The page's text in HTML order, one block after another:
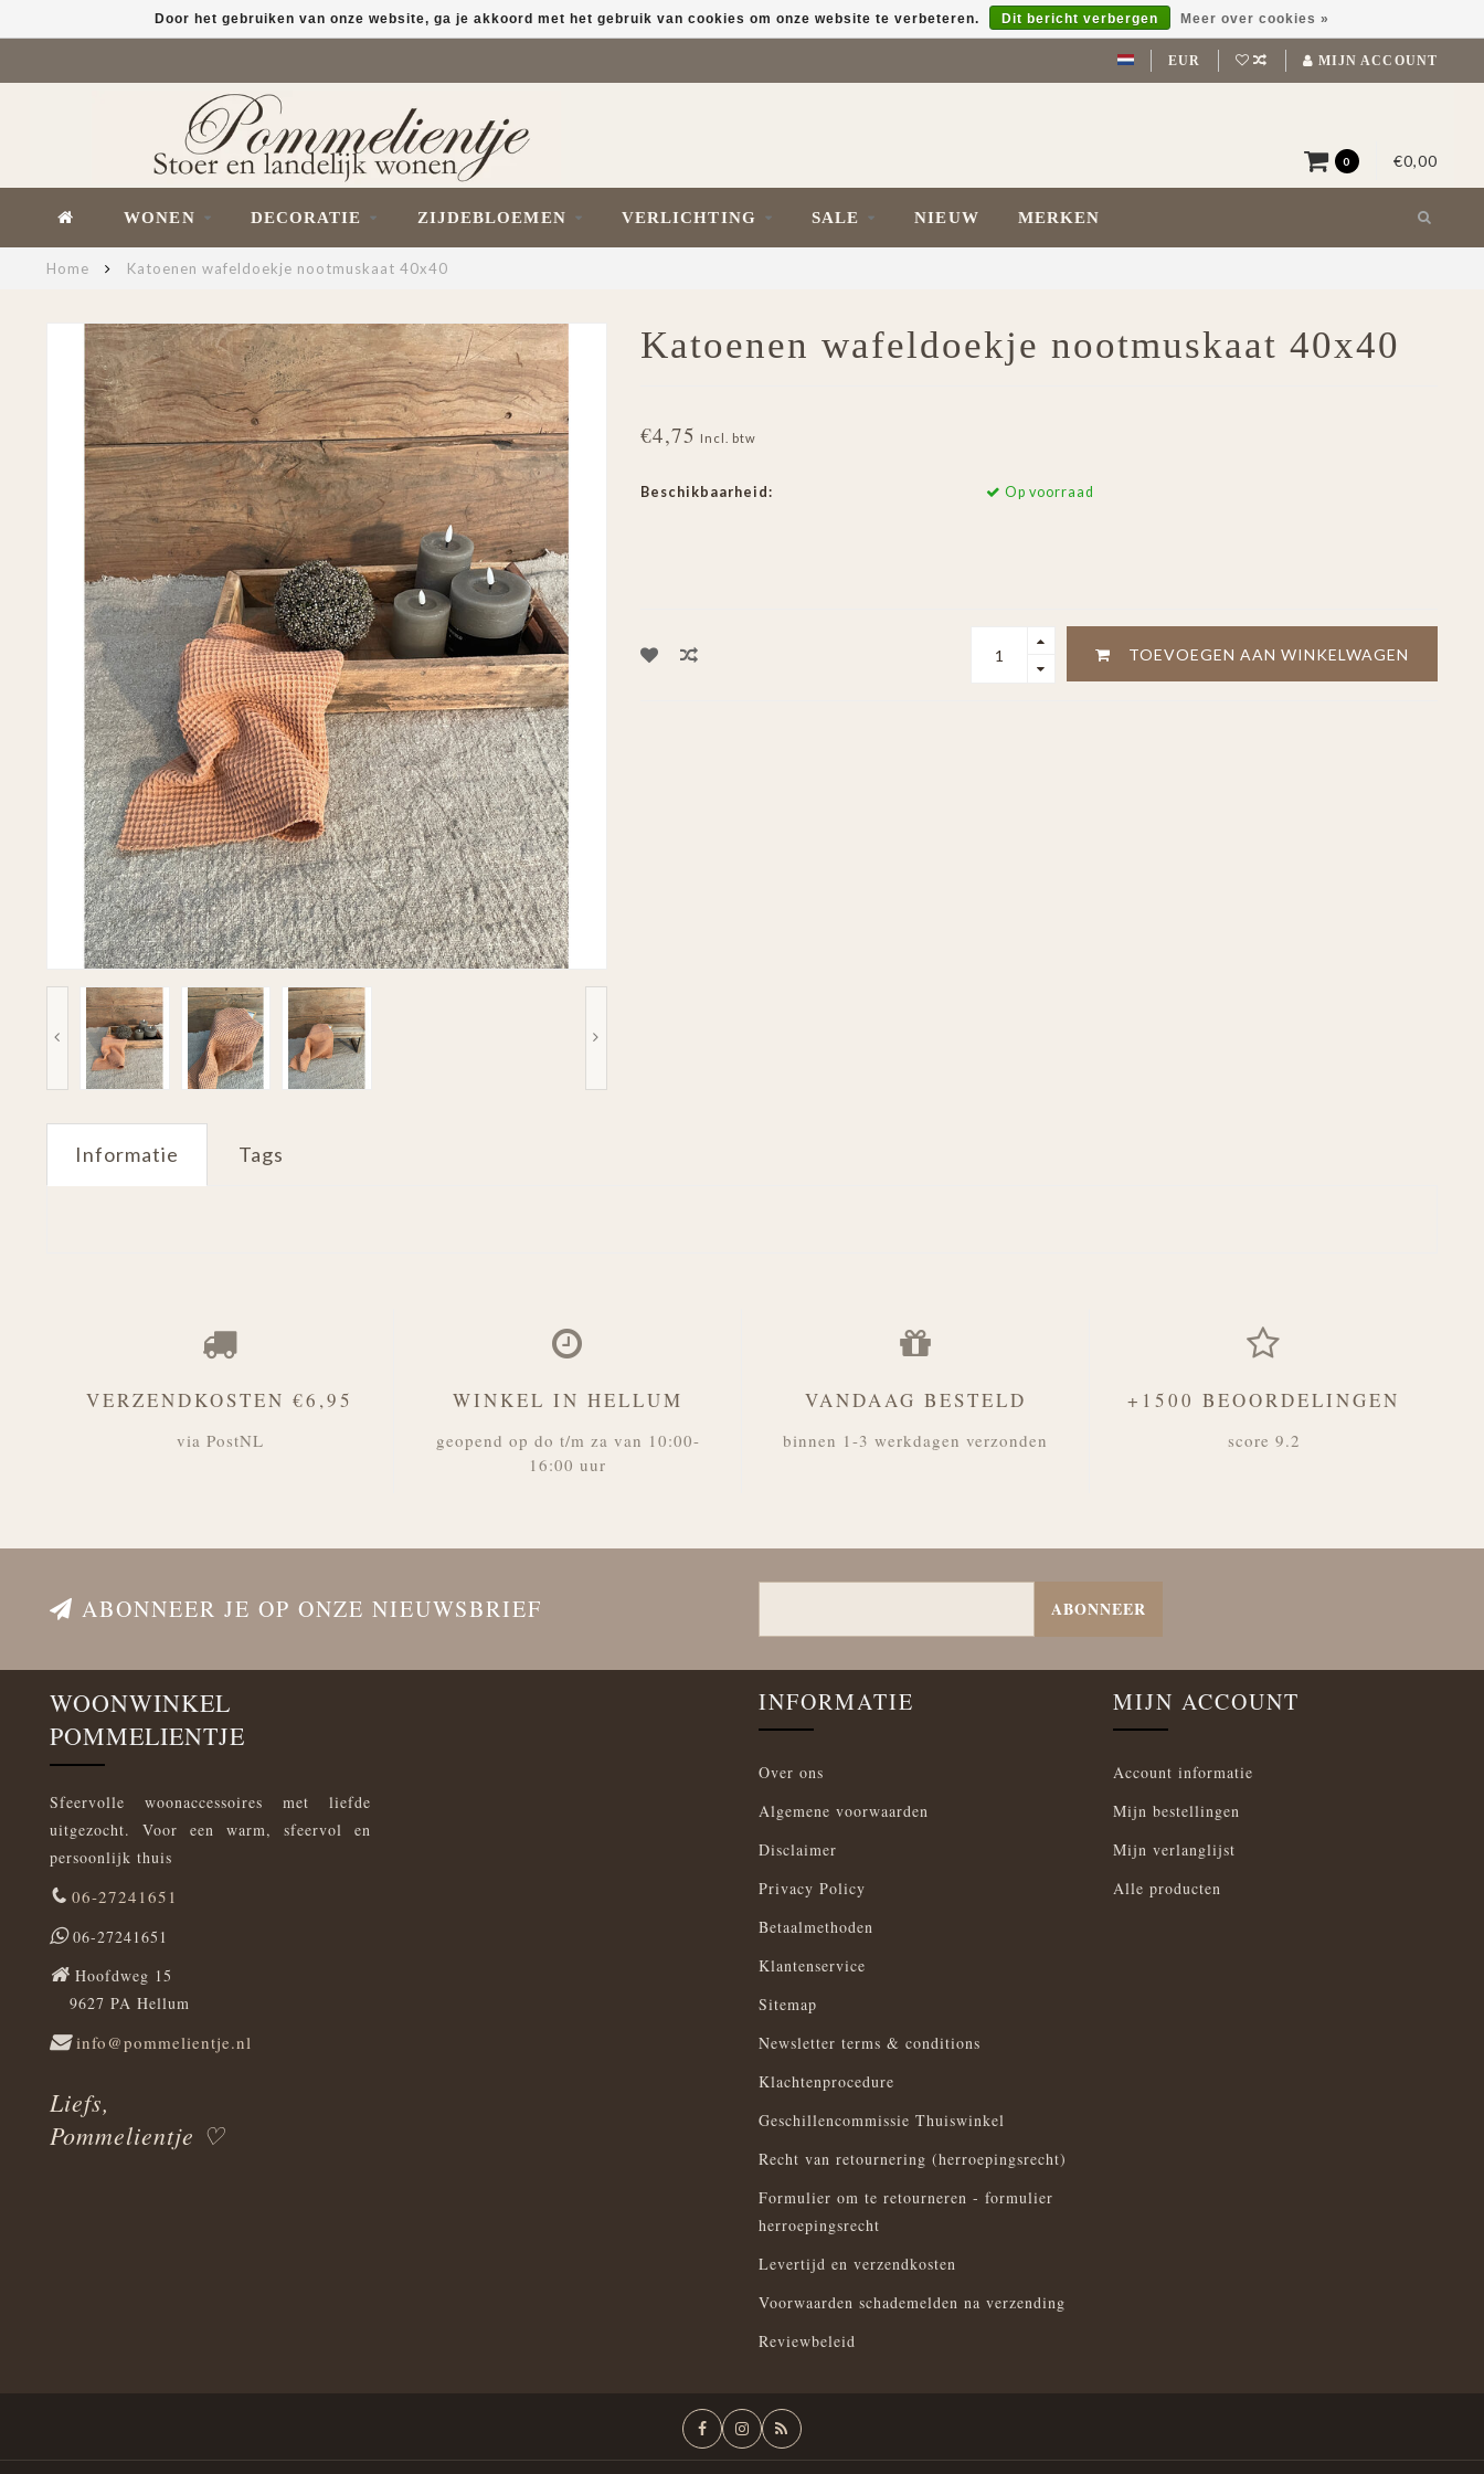
EUR MIJN ACCOUNT
0 €0,00
WONEN DECORATIE ZIJDEBLOEMEN VERLICHTING SALE NIEUW MERKEN
Home Katoenen wafeldoekje nootmuskaat 40x40
Katoenen wafeldoekje nootmuskaat 40x40
€4,75 Incl. btw
Beschikbaarheid: Op voorraad
TOEVOEGEN AAN WINKELWAGEN
Informatie Tags
Door het gebruiken van onze website, ga je akkoord met het gebruik van cookies om onze website te verbeteren. Dit bericht verbergen Meer over cookies »
VERZENDKOSTEN €6,95
via PostNL
WINKEL IN HELLUM
geopend op do t/m za van 10:00-
16:00 uur
VANDAAG BESTELD
binnen 1-3 werkdagen verzonden
+1500 BEOORDELINGEN
score 9.2
ABONNEER JE OP ONZE NIEUWSBRIEF ABONNEER
WOONWINKEL
POMMELIENTJE
Sfeervolle woonaccessoires met liefde
uitgezocht. Voor een warm, sfeervol en
persoonlijk thuis
06-27241651
06-27241651
Hoofdweg 15
9627 PA Hellum
info@pommelientje.nl
Liefs,
Pommelientje ♡
INFORMATIE
Over ons
Algemene voorwaarden
Disclaimer
Privacy Policy
Betaalmethoden
Klantenservice
Sitemap
Newsletter terms & conditions
Klachtenprocedure
Geschillencommissie Thuiswinkel
Recht van retournering (herroepingsrecht)
Formulier om te retourneren - formulier
herroepingsrecht
Levertijd en verzendkosten
Voorwaarden schademelden na verzending
Reviewbeleid
MIJN ACCOUNT
Account informatie
Mijn bestellingen
Mijn verlanglijst
Alle producten